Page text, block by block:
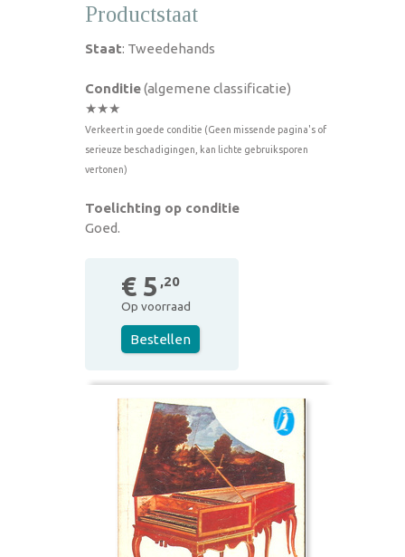
Productstaat
Staat: Tweedehands
Conditie(algemene classificatie)
★★★
Verkeert in goede conditie (Geen missende pagina's of
serieuze beschadigingen, kan lichte gebruiksporen
vertonen)
Toelichting op conditie
Goed.
€ 5 ,20
Op voorraad
Bestellen